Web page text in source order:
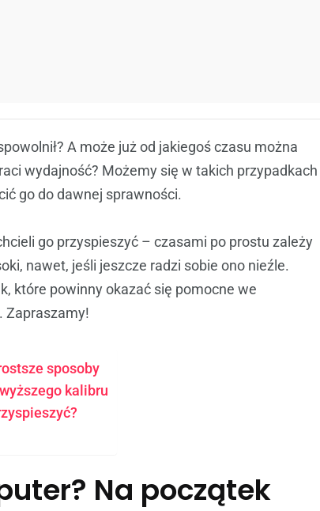
A może już od jakiegoś czasu można
wydajność? Możemy się w takich przypadkach
go do dawnej sprawności.
go przyspieszyć – czasami po prostu zależy
nawet, jeśli jeszcze radzi sobie ono nieźle.
które powinny okazać się pomocne we
Zapraszamy!
sposoby
kalibru
Na początek